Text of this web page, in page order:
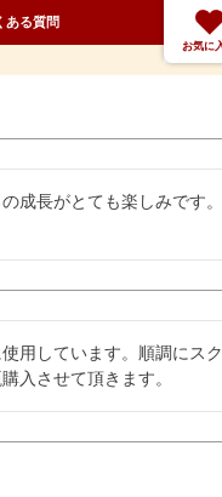
ある質問
お気に
成長がとても楽しみです
用しています。順調にス
入させて頂きます。